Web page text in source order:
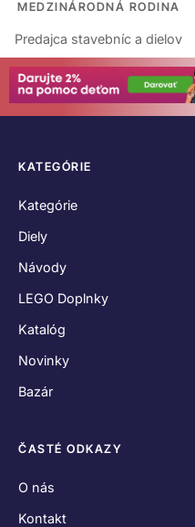
MEDZINÁRODNÁ RODINA
Predajca stavebníc a dielov
KATEGÓRIE
Kategórie
Diely
Návody
LEGO Doplnky
Katalóg
Novinky
Bazár
ČASTÉ ODKAZY
O nás
Kontakt